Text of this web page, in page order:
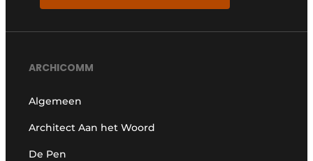
ARCHICOMM
Algemeen
Architect Aan het Woord
De Pen